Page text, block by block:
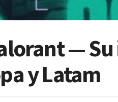
—
y Latam